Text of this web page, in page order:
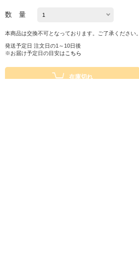
数 量
本商品は交換不可となっております。ご了承ください。
発送予定日 注文日の1～10日後
※お届け予定日の目安は こちら
在庫切れ